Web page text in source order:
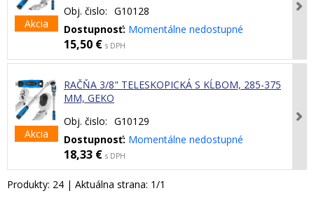
Akcia
Obj. čislo: G10128
Dostupnosť: Momentálne nedostupné
15,50 € s DPH
Akcia
RAČŇA 3/8" TELESKOPICKÁ S KĹBOM, 285-375
MM, GEKO
Obj. čislo: G10129
Dostupnosť: Momentálne nedostupné
18,33 € s DPH
Produkty: 24 | Aktuálna strana: 1/1